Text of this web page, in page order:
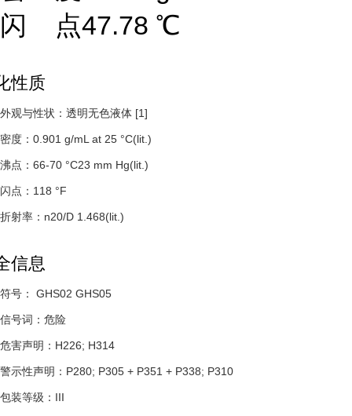
闪 点47.78 ℃
性质
外观与性状：透明无色液体 [1]
密度：0.901 g/mL at 25 °C(lit.)
沸点：66-70 °C23 mm Hg(lit.)
闪点：118 °F
折射率：n20/D 1.468(lit.)
信息
符号： GHS02 GHS05
信号词：危险
危害声明：H226; H314
警示性声明：P280; P305 + P351 + P338; P310
包装等级：III